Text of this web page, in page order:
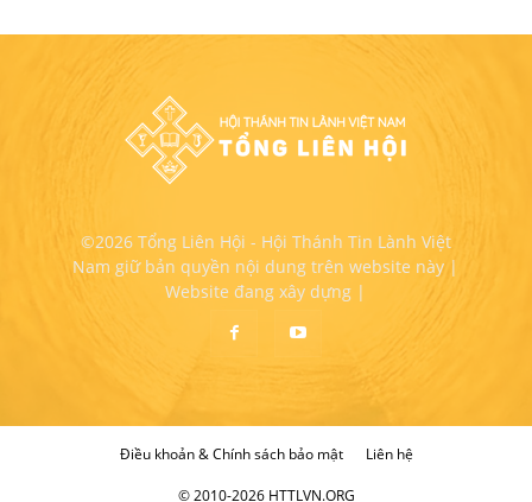
©2026 Tổng Liên Hội - Hội Thánh Tin Lành Việt
Nam giữ bản quyền nội dung trên website này |
Website đang xây dựng |
Điều khoản & Chính sách bảo mật Liên hệ
© 2010-2026 HTTLVN.ORG